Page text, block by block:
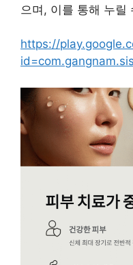
으며, 이를 통해 누릴
https://